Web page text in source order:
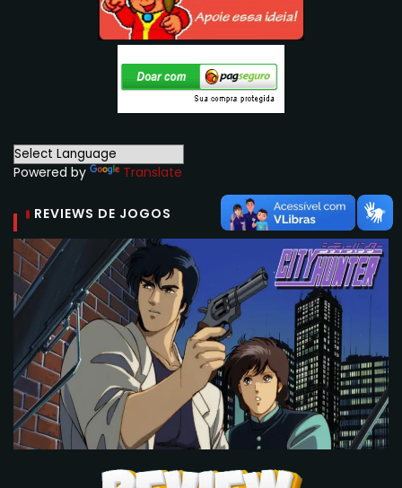
Powered by Translate
REVIEWS DE JOGOS